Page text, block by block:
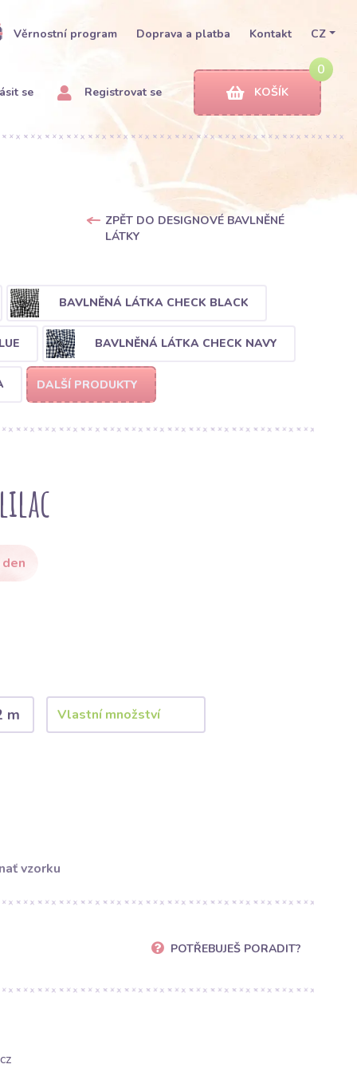
Věrnostní program Doprava a platba Kontakt CZ
se Registrovat se
0
KOŠÍK
ZPĚT DO DESIGNOVÉ BAVLNĚNÉ
LÁTKY
BAVLNĚNÁ LÁTKA CHECK BLACK
BAVLNĚNÁ LÁTKA CHECK NAVY
DALŠÍ PRODUKTY
m
vzorku
POTŘEBUJEŠ PORADIT?